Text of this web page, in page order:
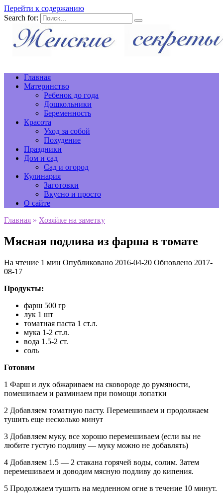
Перейти к содержанию
Search for:
Главная
Материнство
Ребенок до года
Дошкольники
Беременность
Красота
Уход за собой
Похудение
Праздники
Дом и сад
Сад и огород
Кулинария
Заготовки
Вкусно и просто
О сайте
Главная » Хозяйке на заметку
Мясная подлива из фарша в томате
На чтение 1 мин Опубликовано 2016-04-20 Обновлено 2017-
08-17
Продукты:
фарш 500 гр
лук 1 шт
томатная паста 1 ст.л.
мука 1-2 ст.л.
вода 1.5-2 ст.
соль
Готовим
1 Фарш и лук обжариваем на сковороде до румяности,
помешиваем и разминаем при помощи лопатки
2 Добавляем томатную пасту. Перемешиваем и продолжаем
тушить еще несколько минут
3 Добавляем муку, все хорошо перемешиваем (если вы не
любите густую подливу — муку можно не добавлять)
4 Добавляем 1.5 — 2 стакана горячей воды, солим. Затем
перемешиваем и доводим мясную подливу до кипения.
5 Продолжаем тушить на медленном огне в течение 10 минут.